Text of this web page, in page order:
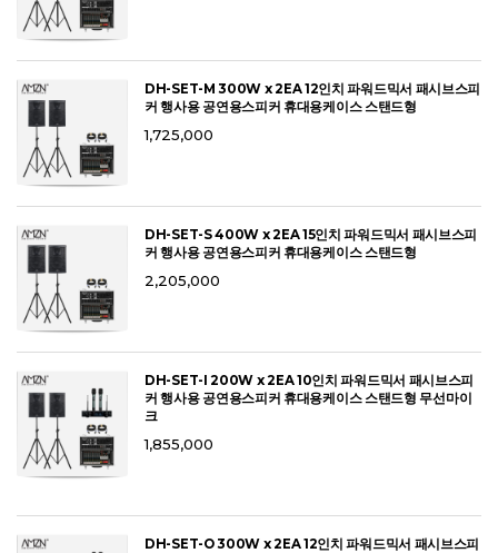
DH-SET-M 300W x 2EA 12인치 파워드믹서 패시브스피
커 행사용 공연용스피커 휴대용케이스 스탠드형
1,725,000
DH-SET-S 400W x 2EA 15인치 파워드믹서 패시브스피
커 행사용 공연용스피커 휴대용케이스 스탠드형
2,205,000
DH-SET-I 200W x 2EA 10인치 파워드믹서 패시브스피
커 행사용 공연용스피커 휴대용케이스 스탠드형 무선마이
크
1,855,000
DH-SET-O 300W x 2EA 12인치 파워드믹서 패시브스피